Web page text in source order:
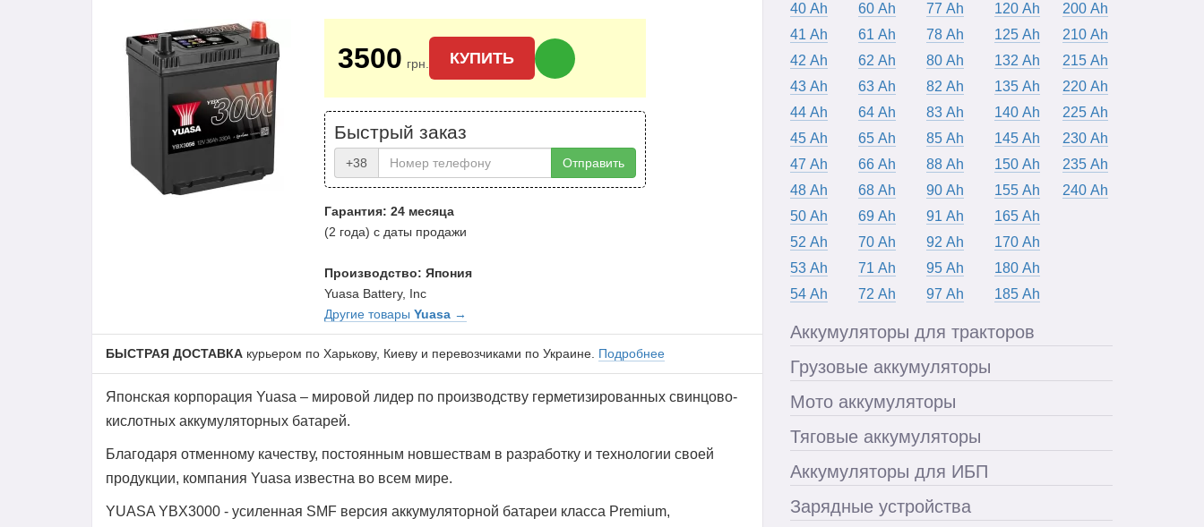
3500 грн. КУПИТЬ
Быстрый заказ
+38 Отправить
Гарантия: 24 месяца
(2 года) с даты продажи
Производство: Япония
Yuasa Battery, Inc
Другие товарыYuasa →
БЫСТРАЯ ДОСТАВКА курьером по Харькову, Киеву и перевозчиками по Украине. Подробнее
Японская корпорация Yuasa – мировой лидер по производству герметизированных свинцово-
кислотных аккумуляторных батарей.
Благодаря отменному качеству, постоянным новшествам в разработку и технологии своей
продукции, компания Yuasa известна во всем мире.
YUASA YBX3000 - усиленная SMF версия аккумуляторной батареи класса Premium,
40 Ah
41 Ah
42 Ah
43 Ah
44 Ah
45 Ah
47 Ah
48 Ah
50 Ah
52 Ah
53 Ah
54 Ah
60 Ah
61 Ah
62 Ah
63 Ah
64 Ah
65 Ah
66 Ah
68 Ah
69 Ah
70 Ah
71 Ah
72 Ah
77 Ah
78 Ah
80 Ah
82 Ah
83 Ah
85 Ah
88 Ah
90 Ah
91 Ah
92 Ah
95 Ah
97 Ah
120 Ah
125 Ah
132 Ah
135 Ah
140 Ah
145 Ah
150 Ah
155 Ah
165 Ah
170 Ah
180 Ah
185 Ah
200 Ah
210 Ah
215 Ah
220 Ah
225 Ah
230 Ah
235 Ah
240 Ah
Аккумуляторы для тракторов
Грузовые аккумуляторы
Мото аккумуляторы
Тяговые аккумуляторы
Аккумуляторы для ИБП
Зарядные устройства